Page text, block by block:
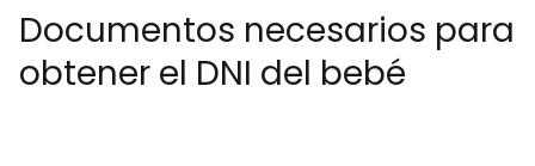
Documentos necesarios para
obtener el DNI del bebé